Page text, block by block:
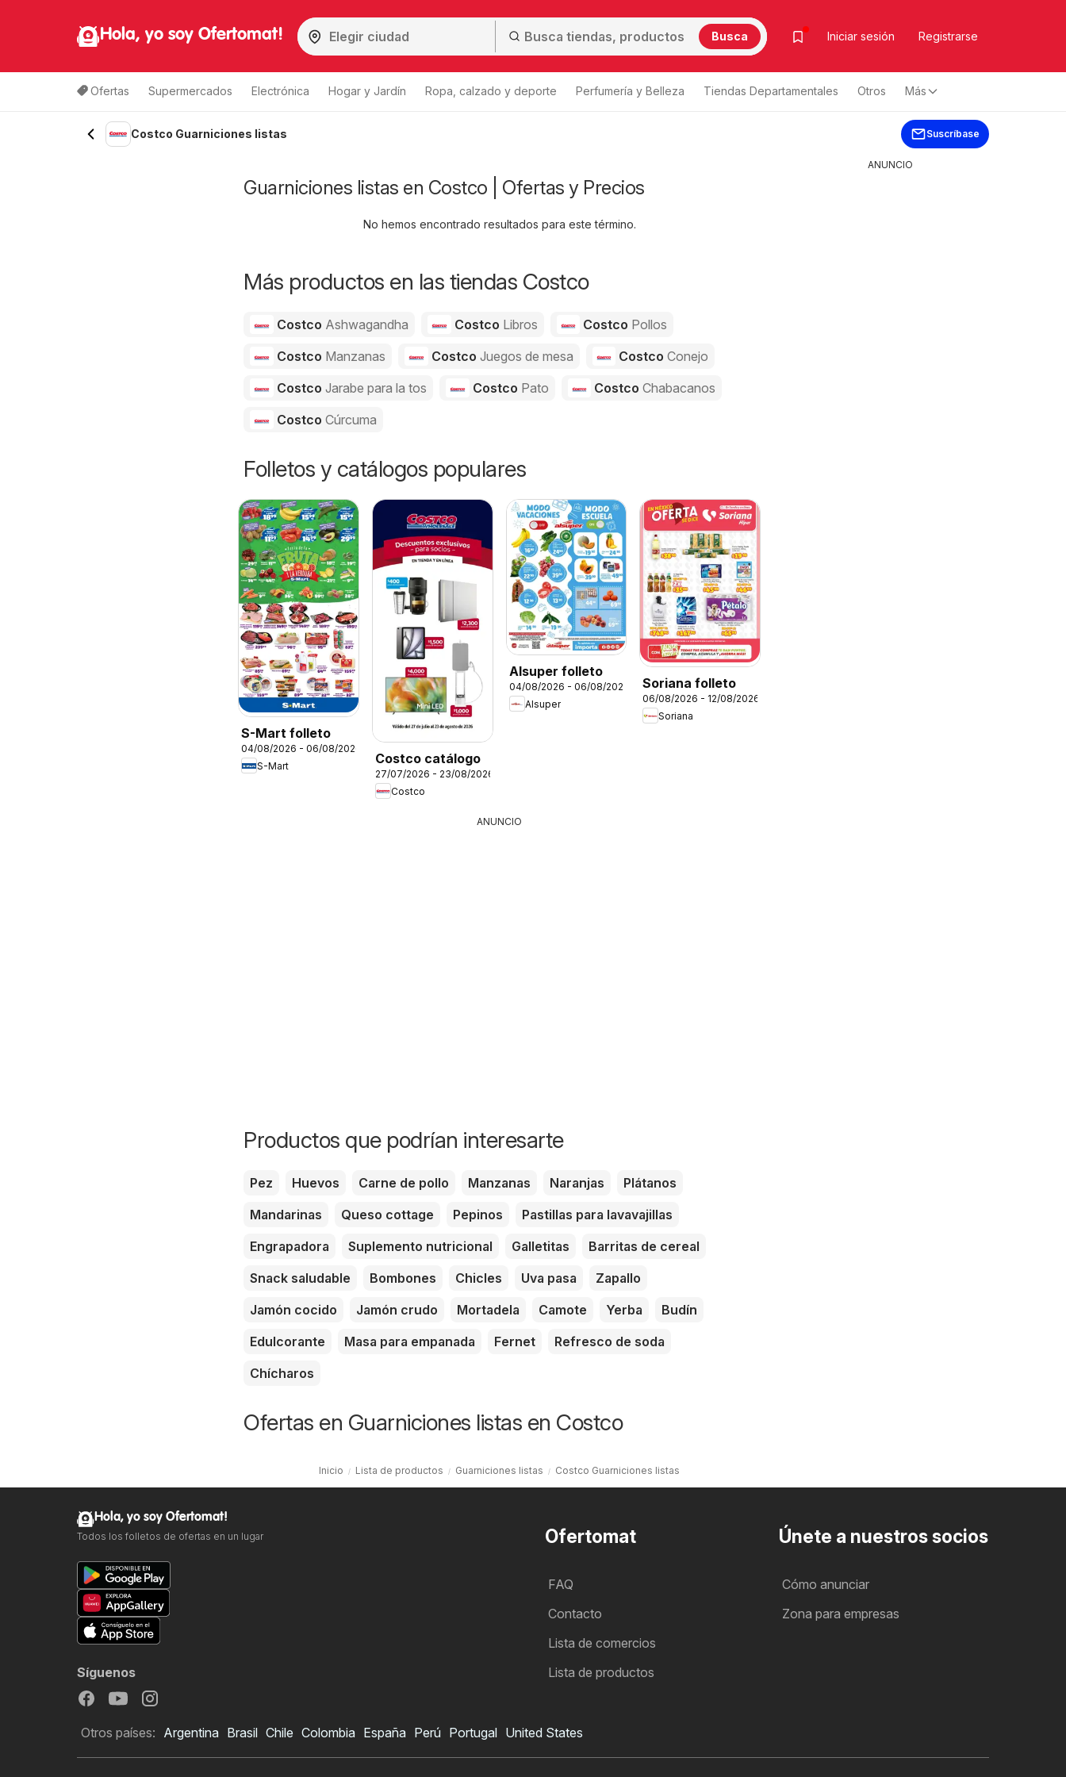
Hola, yo soy Ofertomat! Busca Iniciar sesión Registrarse
Ofertas Supermercados Electrónica Hogar y Jardín Ropa, calzado y deporte Perfumería y Belleza Tiendas Departamentales Otros Más
Costco Guarniciones listas Suscríbase
Guarniciones listas en Costco | Ofertas y Precios
No hemos encontrado resultados para este término.
Más productos en las tiendas Costco
Costco Ashwagandha Costco Libros Costco Pollos
Costco Manzanas Costco Juegos de mesa CostcoConejo
Costco Jarabe para la tos Costco Pato CostcoChabacanos
Costco Cúrcuma
Folletos y catálogos populares
S-Mart folleto
04/08/2026 - 06/08/2026
S-Mart
Costco catálogo
27/07/2026 - 23/08/2026
Costco
Alsuper folleto
04/08/2026 - 06/08/2026
Alsuper
Soriana folleto
06/08/2026 - 12/08/2026
Soriana
ANUNCIO
Productos que podrían interesarte
Pez Huevos Carne de pollo Manzanas Naranjas
Plátanos
Mandarinas
Queso cottage Pepinos
Pastillas para lavavajillas
Engrapadora
Suplemento nutricional Galletitas
Barritas de cereal
Snack saludable
Bombones Chicles Uva pasa
Zapallo
Jamón cocido
Jamón crudo Mortadela Camote Yerba
Budín
Edulcorante
Masa para empanada Fernet
Refresco de soda
Chícharos
Ofertas en Guarniciones listas en Costco
Inicio Lista de productos Guarniciones listas Costco Guarniciones listas
ANUNCIO
Ofertomat
FAQ
Contacto
Lista de comercios
Lista de productos
Únete a nuestros socios
Cómo anunciar
Zona para empresas
Hola, yo soy Ofertomat!
Todos los folletos de ofertas en un lugar
Síguenos
Otros países: Argentina Brasil Chile Colombia España Perú Portugal United States